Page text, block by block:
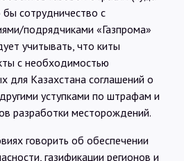
сотрудничество с
подрядчиками «Газпрома»
учитывать, что киты
с необходимостью
для Казахстана соглашений о
уступками по штрафам и
разработки месторождений.
говорить об обеспечении
газификации регионов и